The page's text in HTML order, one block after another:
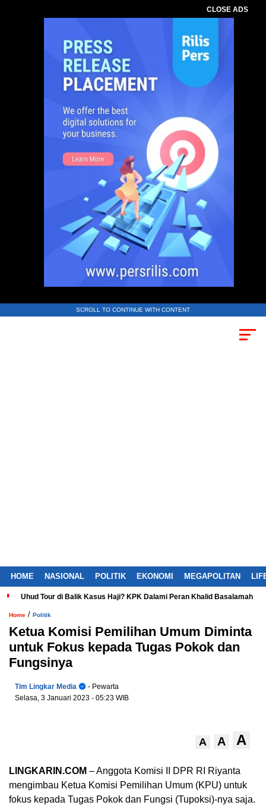
CLOSE ADS
SCROLL TO CONTINUE WITH CONTENT
HOME NASIONAL POLITIK EKONOMI MEGAPOLITAN
Uhud Tour di Balik Kasus Haji? KPK Dalami Peran Khalid Basalamah
Home / Politik
Ketua Komisi Pemilihan Umum Diminta
untuk Fokus kepada Tugas Pokok dan
Fungsinya
Tim Lingkar Media
- Pewarta
Selasa, 3 Januari 2023 - 05:23 WIB
A A A
LINGKARIN.COM – Anggota Komisi II DPR RI Riyanta
mengimbau Ketua Komisi Pemilihan Umum (KPU) untuk
fokus kepada Tugas Pokok dan Fungsi (Tupoksi)-nya saja.